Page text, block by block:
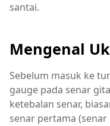
santai.
Mengenal
Sebelum masuk ke
gauge pada senar
ketebalan senar,
senar pertama (senar